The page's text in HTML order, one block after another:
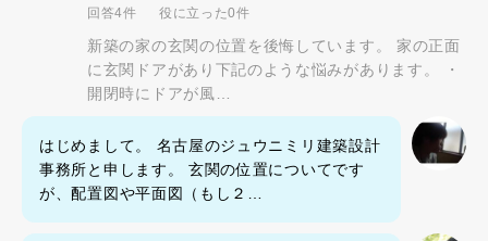
回答4件 役に立った0件
新築の家の玄関の位置を後悔しています。 家の正面
に玄関ドアがあり下記のような悩みがあります。 ・
開閉時にドアが風…
はじめまして。 名古屋のジュウニミリ建築設計
事務所と申します。 玄関の位置についてです
が、配置図や平面図（もし２…